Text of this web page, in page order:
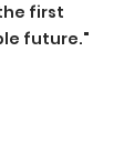
first
future."